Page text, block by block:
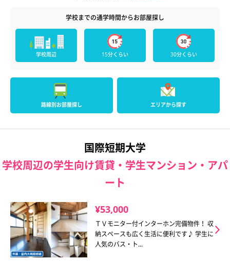
学校までの通学時間からお部屋探し
学校周辺 15分くらい 30分くらい
路線別お部屋探し エリアから探す
国際短期大学
学校周辺の学生向け賃貸・学生マンション・アパ
ート
¥53,000
ＴＶモニター付インターホン完備物件！ 収
納スペースも広く生活に便利です♪ 学生に
人気のバス・ト...